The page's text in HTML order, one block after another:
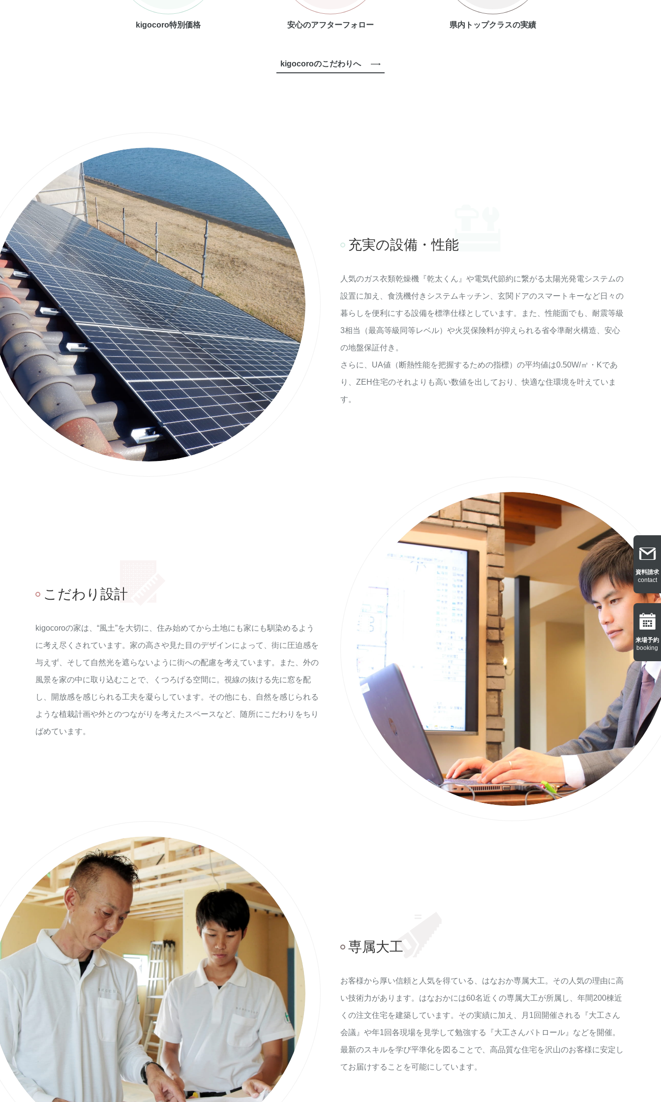
資料請求
contact
来場予約
booking
kigocoro特別価格 安心のアフターフォロー 県内トップクラスの実績
kigocoroのこだわりへ
充実の設備・性能
人気のガス衣類乾燥機『乾太くん』や電気代節約に繋がる太陽光発電システムの
設置に加え、食洗機付きシステムキッチン、玄関ドアのスマートキーなど日々の
暮らしを便利にする設備を標準仕様としています。また、性能面でも、耐震等級
3相当（最高等級同等レベル）や火災保険料が抑えられる省令準耐火構造、安心
の地盤保証付き。
さらに、UA値（断熱性能を把握するための指標）の平均値は0.50W/㎡・Kであ
り、ZEH住宅のそれよりも高い数値を出しており、快適な住環境を叶えていま
す。
こだわり設計
kigocoroの家は、“風土”を大切に、住み始めてから土地にも家にも馴染めるよう
に考え尽くされています。家の高さや見た目のデザインによって、街に圧迫感を
与えず、そして自然光を遮らないように街への配慮を考えています。また、外の
風景を家の中に取り込むことで、くつろげる空間に。視線の抜ける先に窓を配
し、開放感を感じられる工夫を凝らしています。その他にも、自然を感じられる
ような植栽計画や外とのつながりを考えたスペースなど、随所にこだわりをちり
ばめています。
専属大工
お客様から厚い信頼と人気を得ている、はなおか専属大工。その人気の理由に高
い技術力があります。はなおかには60名近くの専属大工が所属し、年間200棟近
くの注文住宅を建築しています。その実績に加え、月1回開催される『大工さん
会議』や年1回各現場を見学して勉強する『大工さんパトロール』などを開催。
最新のスキルを学び平準化を図ることで、高品質な住宅を沢山のお客様に安定し
てお届けすることを可能にしています。